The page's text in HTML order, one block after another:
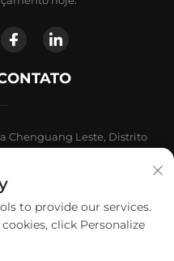
Chenguang Leste, Distrito
to provide our services.
click Personalize